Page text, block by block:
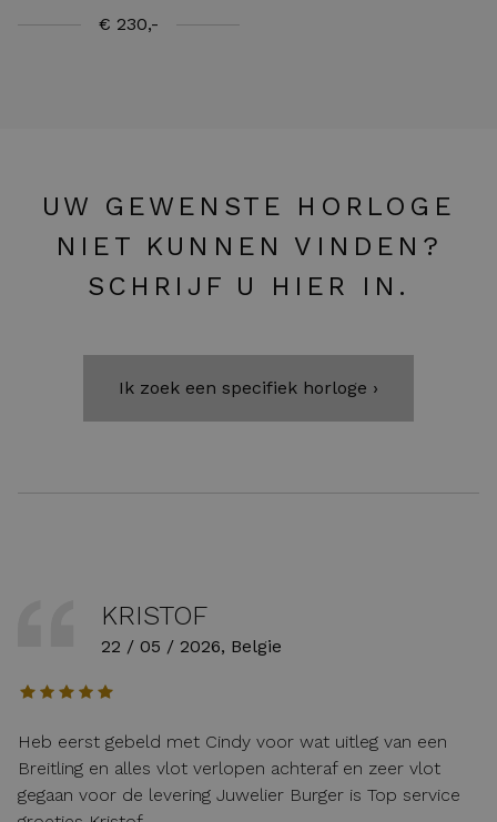
€ 230,-
UW GEWENSTE HORLOGE
NIET KUNNEN VINDEN?
SCHRIJF U HIER IN.
Ik zoek een specifiek horloge ›
KRISTOF
22 / 05 / 2026, Belgie
Heb eerst gebeld met Cindy voor wat uitleg van een
Breitling en alles vlot verlopen achteraf en zeer vlot
gegaan voor de levering Juwelier Burger is Top service